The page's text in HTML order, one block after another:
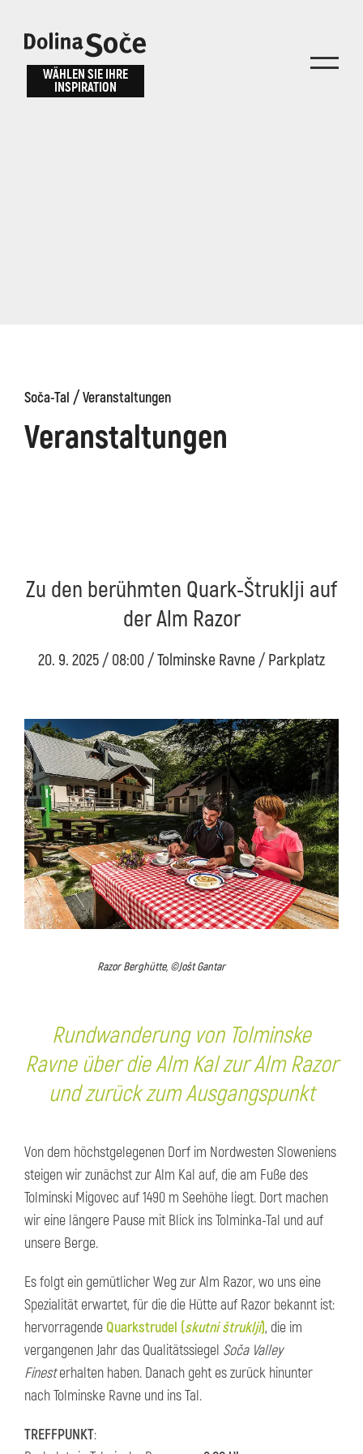
WÄHLEN SIE IHRE
INSPIRATION
Soča-Tal /Veranstaltungen
Veranstaltungen
Inspiration
finden
Kanin
Wählen Sie ein
Zu den berühmten Quark-Štruklji auf
der Alm Razor
20. 9. 2025 / 08:00 / Tolminske Ravne / Parkplatz
Razor Berghütte, ©Jošt Gantar
Rundwanderung von Tolminske
Ravne über die Alm Kal zur Alm Razor
und zurück zum Ausgangspunkt
Von dem höchstgelegenen Dorf im Nordwesten Sloweniens
steigen wir zunächst zur Alm Kal auf, die am Fuße des
Tolminski Migovec auf 1490 m Seehöhe liegt. Dort machen
wir eine längere Pause mit Blick ins Tolminka-Tal und auf
unsere Berge.
Es folgt ein gemütlicher Weg zur Alm Razor, wo uns eine
Spezialität erwartet, für die die Hütte auf Razor bekannt ist:
hervorragende Quarkstrudel (skutni štruklji), die im
vergangenen Jahr das Qualitätssiegel Soča Valley
Finesterhalten haben. Danach geht es zurück hinunter
nach Tolminske Ravne und ins Tal.
TREFFPUNKT: